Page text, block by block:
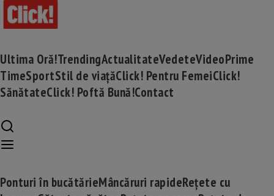
Ultima Oră!TrendingActualitateVedeteVideoPrime
TimeSportStil de viațăClick! Pentru FemeiClick!
SănătateClick! Poftă Bună!Contact
Ponturi în bucătărieMâncăruri rapideRețete cu